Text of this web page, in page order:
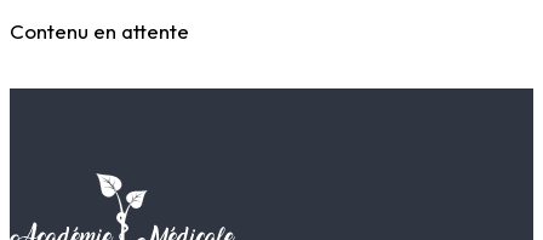
Contenu en attente